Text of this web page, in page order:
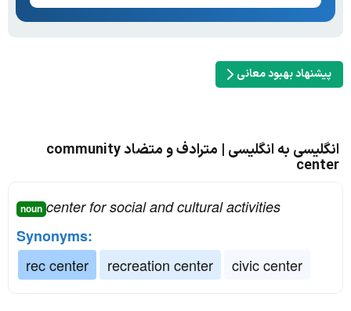
پیشنهاد بهبود معانی
انگلیسی به انگلیسی | مترادف و متضاد community
center
noun center for social and cultural activities
Synonyms:
rec center
recreation center civic center